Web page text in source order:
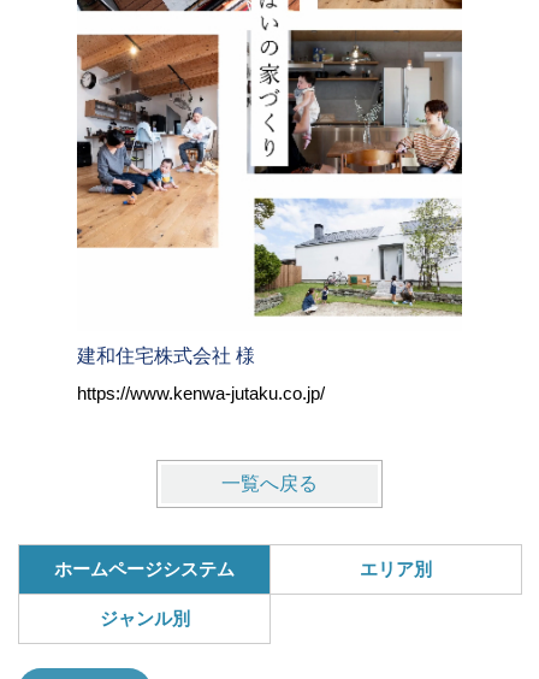
建和住宅株式会社 様
https://www.kenwa-jutaku.co.jp/
一覧へ戻る
ホームページシステム エリア別
ジャンル別